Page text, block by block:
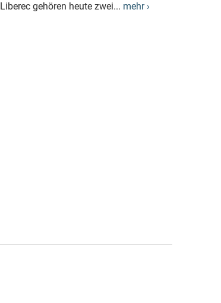
Liberec gehören heute zwei... mehr ›